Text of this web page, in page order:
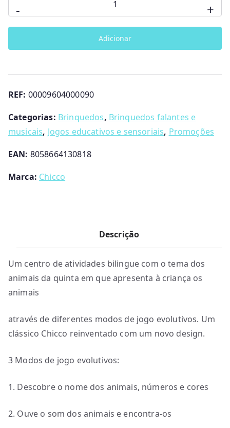
-
de
Quinta
+
Adicionar
REF: 00009604000090
Categorias: Brinquedos, Brinquedos falantes e
musicais, Jogos educativos e sensoriais, Promoções
EAN: 8058664130818
Marca: Chicco
Descrição
Um centro de atividades bilingue com o tema dos
animais da quinta em que apresenta à criança os
animais
através de diferentes modos de jogo evolutivos. Um
clássico Chicco reinventado com um novo design.
3 Modos de jogo evolutivos:
1. Descobre o nome dos animais, números e cores
2. Ouve o som dos animais e encontra-os